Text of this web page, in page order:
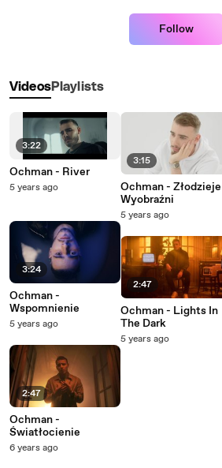
Follow
VideosPlaylists
3:22
Ochman - River
5 years ago
3:24
Ochman -
Wspomnienie
5 years ago
2:47
Ochman -
Światłocienie
6 years ago
3:15
Ochman - Złodzieje
Wyobraźni
5 years ago
2:47
Ochman - Lights In
The Dark
5 years ago